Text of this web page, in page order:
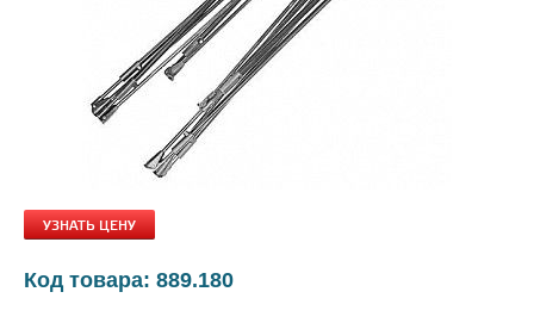
УЗНАТЬ ЦЕНУ
Код товара: 889.180